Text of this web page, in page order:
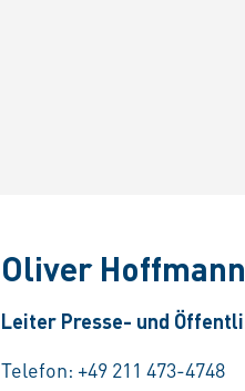
Oliver Hoffmann
Leiter Presse- und
Telefon: +49 211 473-4748